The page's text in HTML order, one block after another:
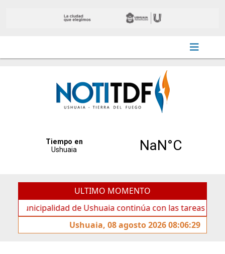
ULTIMO MOMENTO
de Ushuaia continúa con las tareas de
Ushuaia, 08 agosto 2026 08:06:29